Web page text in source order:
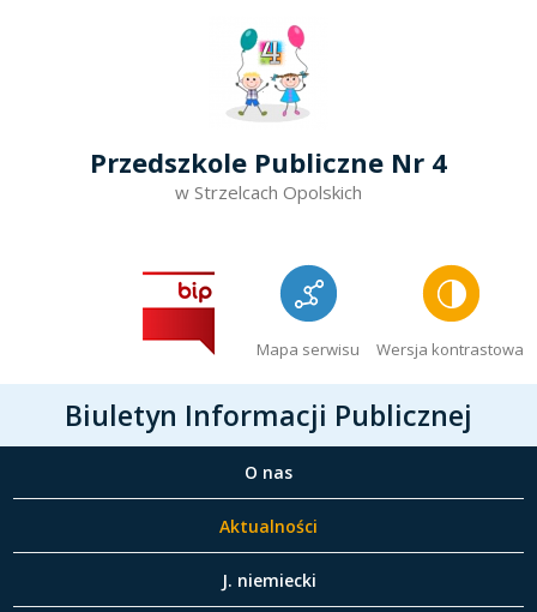
Przedszkole Publiczne Nr 4
w Strzelcach Opolskich
Mapa serwisu Wersja kontrastowa
Biuletyn Informacji Publicznej
O nas
Aktualności
J. niemiecki